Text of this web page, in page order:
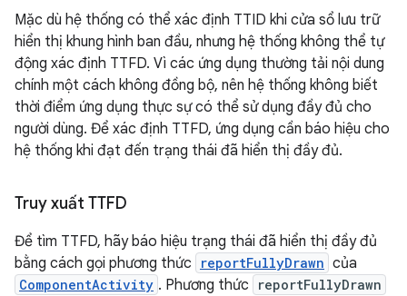
Mặc dù hệ thống có thể xác định TTID khi cửa sổ lưu trữ
hiển thị khung hình ban đầu, nhưng hệ thống không thể tự
động xác định TTFD. Vì các ứng dụng thường tải nội dung
chính một cách không đồng bộ, nên hệ thống không biết
thời điểm ứng dụng thực sự có thể sử dụng đầy đủ cho
người dùng. Để xác định TTFD, ứng dụng cần báo hiệu cho
hệ thống khi đạt đến trạng thái đã hiển thị đầy đủ.
Truy xuất TTFD
Để tìm TTFD, hãy báo hiệu trạng thái đã hiển thị đầy đủ
bằng cách gọi phương thức
reportFullyDrawn của
ComponentActivity . Phương thức reportFullyDrawn